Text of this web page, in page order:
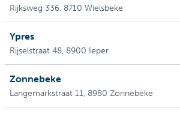
Rijksweg 336, 8710 Wielsbeke
Ypres
Rijselstraat 48, 8900 Ieper
Zonnebeke
Langemarkstraat 11, 8980 Zonnebeke